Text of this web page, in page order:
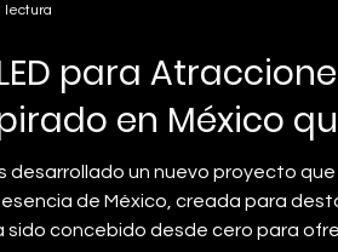
para
en México
desarrollado un nuevo proyecto
de México, creada para
lectura